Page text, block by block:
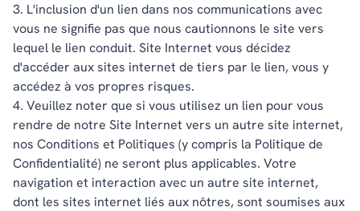
3. L'inclusion d'un lien dans nos communications avec
vous ne signifie pas que nous cautionnons le site vers
lequel le lien conduit. Site Internet vous décidez
d'accéder aux sites internet de tiers par le lien, vous y
accédez à vos propres risques.
4. Veuillez noter que si vous utilisez un lien pour vous
rendre de notre Site Internet vers un autre site internet,
nos Conditions et Politiques (y compris la Politique de
Confidentialité) ne seront plus applicables. Votre
navigation et interaction avec un autre site internet,
dont les sites internet liés aux nôtres, sont soumises aux